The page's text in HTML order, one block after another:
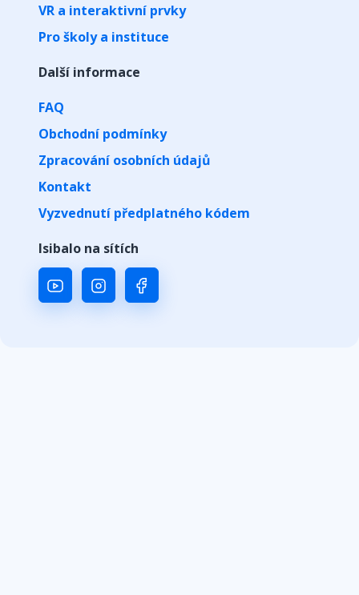
VR a interaktivní prvky
Pro školy a instituce
Další informace
FAQ
Obchodní podmínky
Zpracování osobních údajů
Kontakt
Vyzvednutí předplatného kódem
Isibalo na sítích